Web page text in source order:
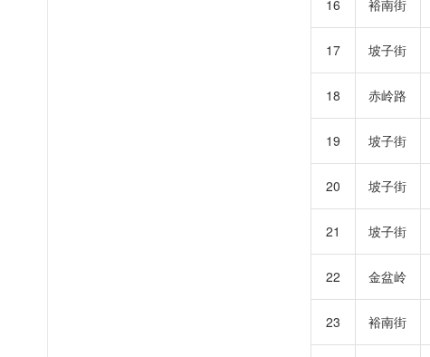
16 裕南街
17 坡子街
18 赤岭路
19 坡子街
20 坡子街
21 坡子街
22 金盆岭
23 裕南街